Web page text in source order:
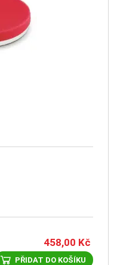
458,00 Kč
PŘIDAT DO KOŠÍKU